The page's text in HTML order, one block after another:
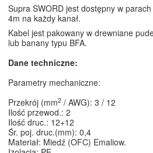
Supra SWORD jest dostępny w
4m na każdy kanał.
Kabel jest pakowany w drewniane
lub banany typu BFA.
Dane techniczne:
Parametry mechaniczne:
Przekrój (mm2 / AWG): 3 / 12
Ilość przewod.: 2
Ilość druc.: 12+12
Śr. poj. druc.(mm): 0,4
Materiał: Miedź (OFC) Emaliow.